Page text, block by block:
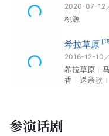
2020-07-12
桃源
希拉草原 [
2016-12-10
希拉草原
香
送亲歌
参演话剧